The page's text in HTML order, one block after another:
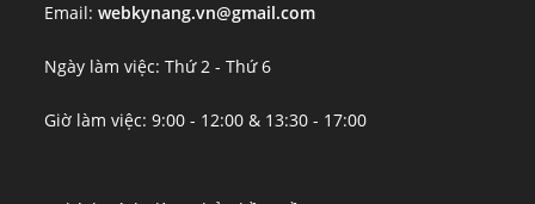
Email:webkynang.vn@gmail.com
Ngày làm việc: Thứ 2 - Thứ 6
Giờ làm việc: 9:00 - 12:00 & 13:30 - 17:00